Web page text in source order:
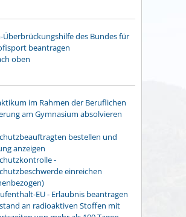
Überbrückungshilfe des Bundes für
beantragen
oben
im Rahmen der Beruflichen
am Gymnasium absolvieren
bestellen und
anzeigen
-
einreichen
EU - Erlaubnis beantragen
an radioaktiven Stoffen mit